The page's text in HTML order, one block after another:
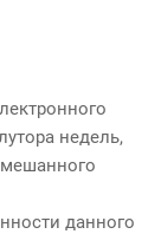
недель,
данного